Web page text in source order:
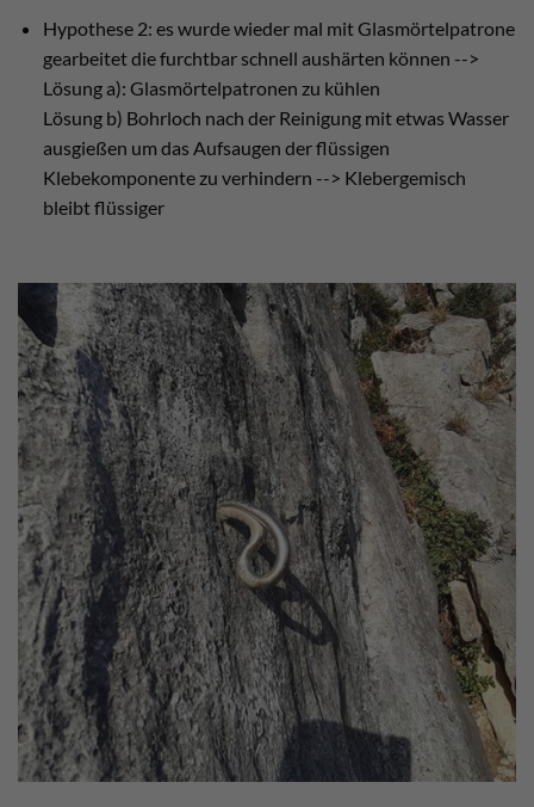
Hypothese 2: es wurde wieder mal mit Glasmörtelpatrone
gearbeitet die furchtbar schnell aushärten können -->
Lösung a): Glasmörtelpatronen zu kühlen
Lösung b) Bohrloch nach der Reinigung mit etwas Wasser
ausgießen um das Aufsaugen der flüssigen
Klebekomponente zu verhindern --> Klebergemisch
bleibt flüssiger